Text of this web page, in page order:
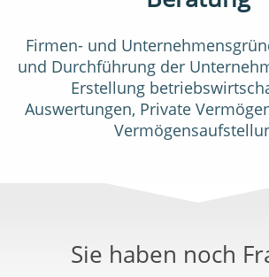
Firmen- und
und Durchführung der
Erstellung
Auswertungen, Private
Sie haben noch